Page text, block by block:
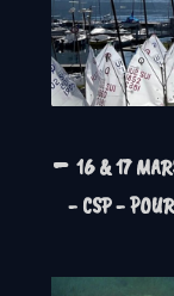
- 16 & 17
- CSP -